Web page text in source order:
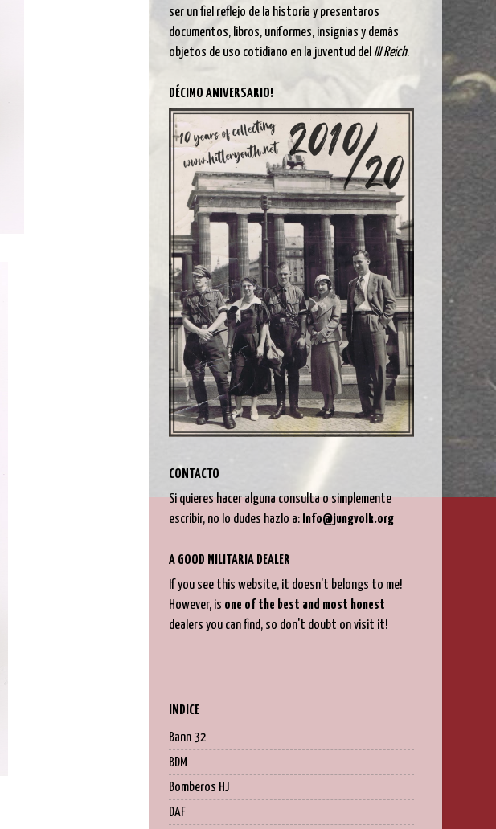
ser un fiel reflejo de la historia y presentaros
documentos, libros, uniformes, insignias y demás
objetos de uso cotidiano en la juventud del III Reich.
DÉCIMO ANIVERSARIO!
CONTACTO
Si quieres hacer alguna consulta o simplemente
escribir, no lo dudes hazlo a: Info@jungvolk.org
A GOOD MILITARIA DEALER
If you see this website, it doesn't belongs to me!
However, is one of the best and most honest
dealers you can find, so don't doubt on visit it!
INDICE
Bann 32
BDM
Bomberos HJ
DAF